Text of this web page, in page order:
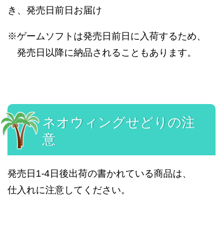
き、発売日前日お届け
※ゲームソフトは発売日前日に入荷するため、
発売日以降に納品されることもあります。
ネオウィングせどりの注
意
発売日1-4日後出荷の書かれている商品は、
仕入れに注意してください。